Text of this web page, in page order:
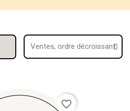
favorite_border